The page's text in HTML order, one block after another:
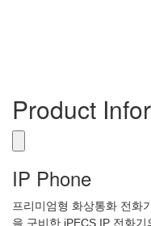
Product
IP Phone
프리미엄형 화상통화 전화
을 구비한 iPECS IP 전화